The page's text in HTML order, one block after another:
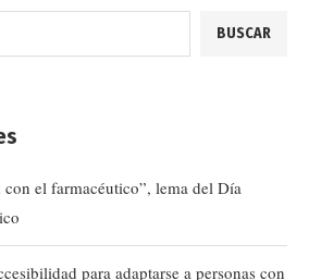
BUSCAR
el farmacéutico”, lema del Día
para adaptarse a personas con